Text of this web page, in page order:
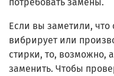
Если вы заметили,
вибрирует или
стирки, то, возможно,
заменить. Чтобы